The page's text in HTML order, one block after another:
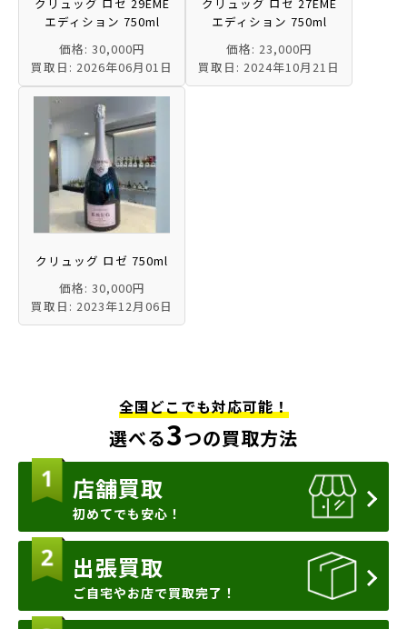
エディション 750ml
価格: 30,000円
買取日: 2026年06月01日
エディション 750ml
価格: 23,000円
買取日: 2024年10月21日
クリュッグ ロゼ 750ml
価格: 30,000円
買取日: 2023年12月06日
全国どこでも対応可能！
選べる3つの買取方法
店舗買取
初めてでも安心！
出張買取
ご自宅やお店で買取完了！